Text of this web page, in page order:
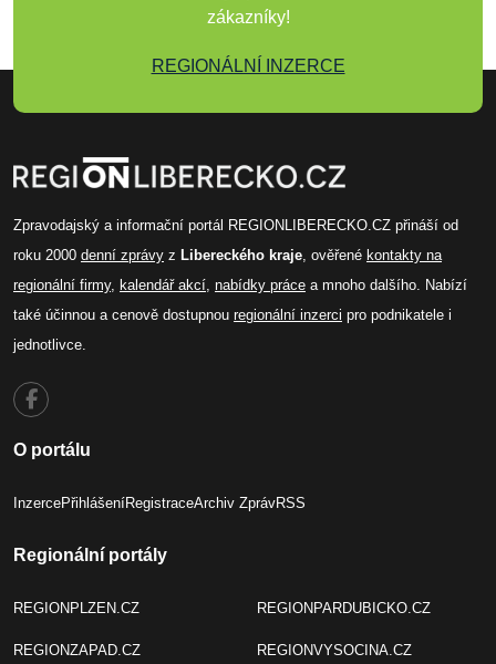
zákazníky!
REGIONÁLNÍ INZERCE
Zpravodajský a informační portál REGIONLIBERECKO.CZ přináší od
roku 2000 denní zprávy z Libereckého kraje, ověřené kontakty na
regionální firmy, kalendář akcí, nabídky práce a mnoho dalšího. Nabízí
také účinnou a cenově dostupnou regionální inzerci pro podnikatele i
jednotlivce.
O portálu
InzercePřihlášeníRegistraceArchiv ZprávRSS
Regionální portály
REGIONPLZEN.CZ
REGIONZAPAD.CZ
REGIONPARDUBICKO.CZ
REGIONVYSOCINA.CZ